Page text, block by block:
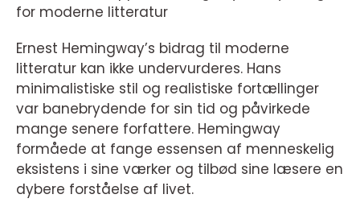
for moderne litteratur
Ernest Hemingway’s bidrag til moderne
litteratur kan ikke undervurderes. Hans
minimalistiske stil og realistiske fortællinger
var banebrydende for sin tid og påvirkede
mange senere forfattere. Hemingway
formåede at fange essensen af menneskelig
eksistens i sine værker og tilbød sine læsere en
dybere forståelse af livet.